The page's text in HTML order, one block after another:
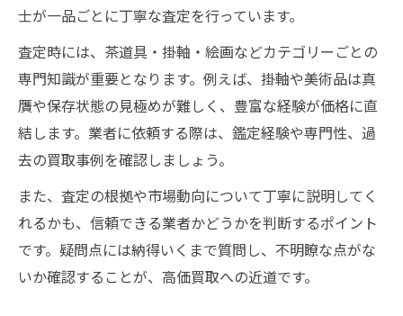
骨董品買取を支える稲田屋の鑑定士の眼力
古美術稲田屋が実現する骨董品買取の安心
感
骨董品買取は稲田屋ならではの対応力に注
目
顧客満足度が高い骨董品買取の理由を解説
安心して骨董品を売却するためのチェック項目
骨董品買取前に必ず確認すべきポイント
トラブル回避のための骨董品買取チェック
表
士が一品ごとに丁寧な査定を行っています。
査定時には、茶道具・掛軸・絵画などカテゴリーごとの
専門知識が重要となります。例えば、掛軸や美術品は真
贋や保存状態の見極めが難しく、豊富な経験が価格に直
結します。業者に依頼する際は、鑑定経験や専門性、過
去の買取事例を確認しましょう。
また、査定の根拠や市場動向について丁寧に説明してく
れるかも、信頼できる業者かどうかを判断するポイント
です。疑問点には納得いくまで質問し、不明瞭な点がな
いか確認することが、高価買取への近道です。